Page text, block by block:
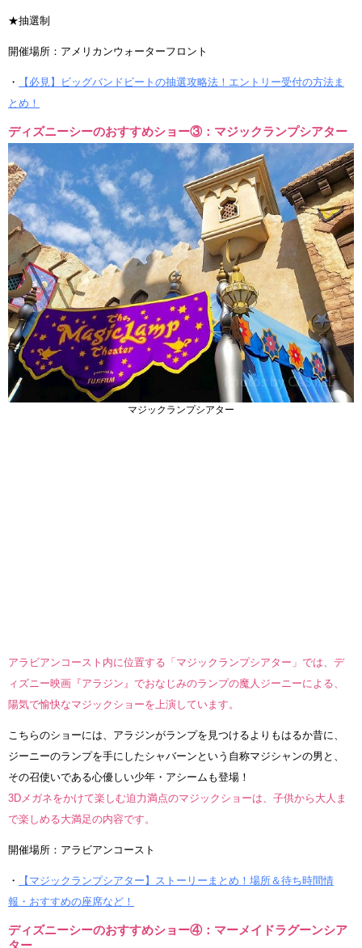
★抽選制
開催場所：アメリカンウォーターフロント
・
【必見】ビッグバンドビートの抽選攻略法！エントリー受付の方法ま
とめ！
ディズニーシーのおすすめショー③：マジックランプシアター
マジックランプシアター
アラビアンコースト内に位置する「マジックランプシアター」では、デ
ィズニー映画『アラジン』でおなじみのランプの魔人ジーニーによる、
陽気で愉快なマジックショーを上演しています。
こちらのショーには、アラジンがランプを見つけるよりもはるか昔に、
ジーニーのランプを手にしたシャバーンという自称マジシャンの男と、
その召使いである心優しい少年・アシームも登場！
3Dメガネをかけて楽しむ迫力満点のマジックショーは、子供から大人ま
で楽しめる大満足の内容です。
開催場所：アラビアンコースト
・
【マジックランプシアター】ストーリーまとめ！場所＆待ち時間情
報・おすすめの座席など！
ディズニーシーのおすすめショー④：マーメイドラグーンシア